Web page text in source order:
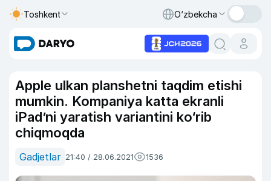
Toshkent O‘zbekcha
Apple ulkan planshetni taqdim etishi
mumkin. Kompaniya katta ekranli
iPad’ni yaratish variantini ko‘rib
chiqmoqda
Gadjetlar 21:40 / 28.06.2021 1536